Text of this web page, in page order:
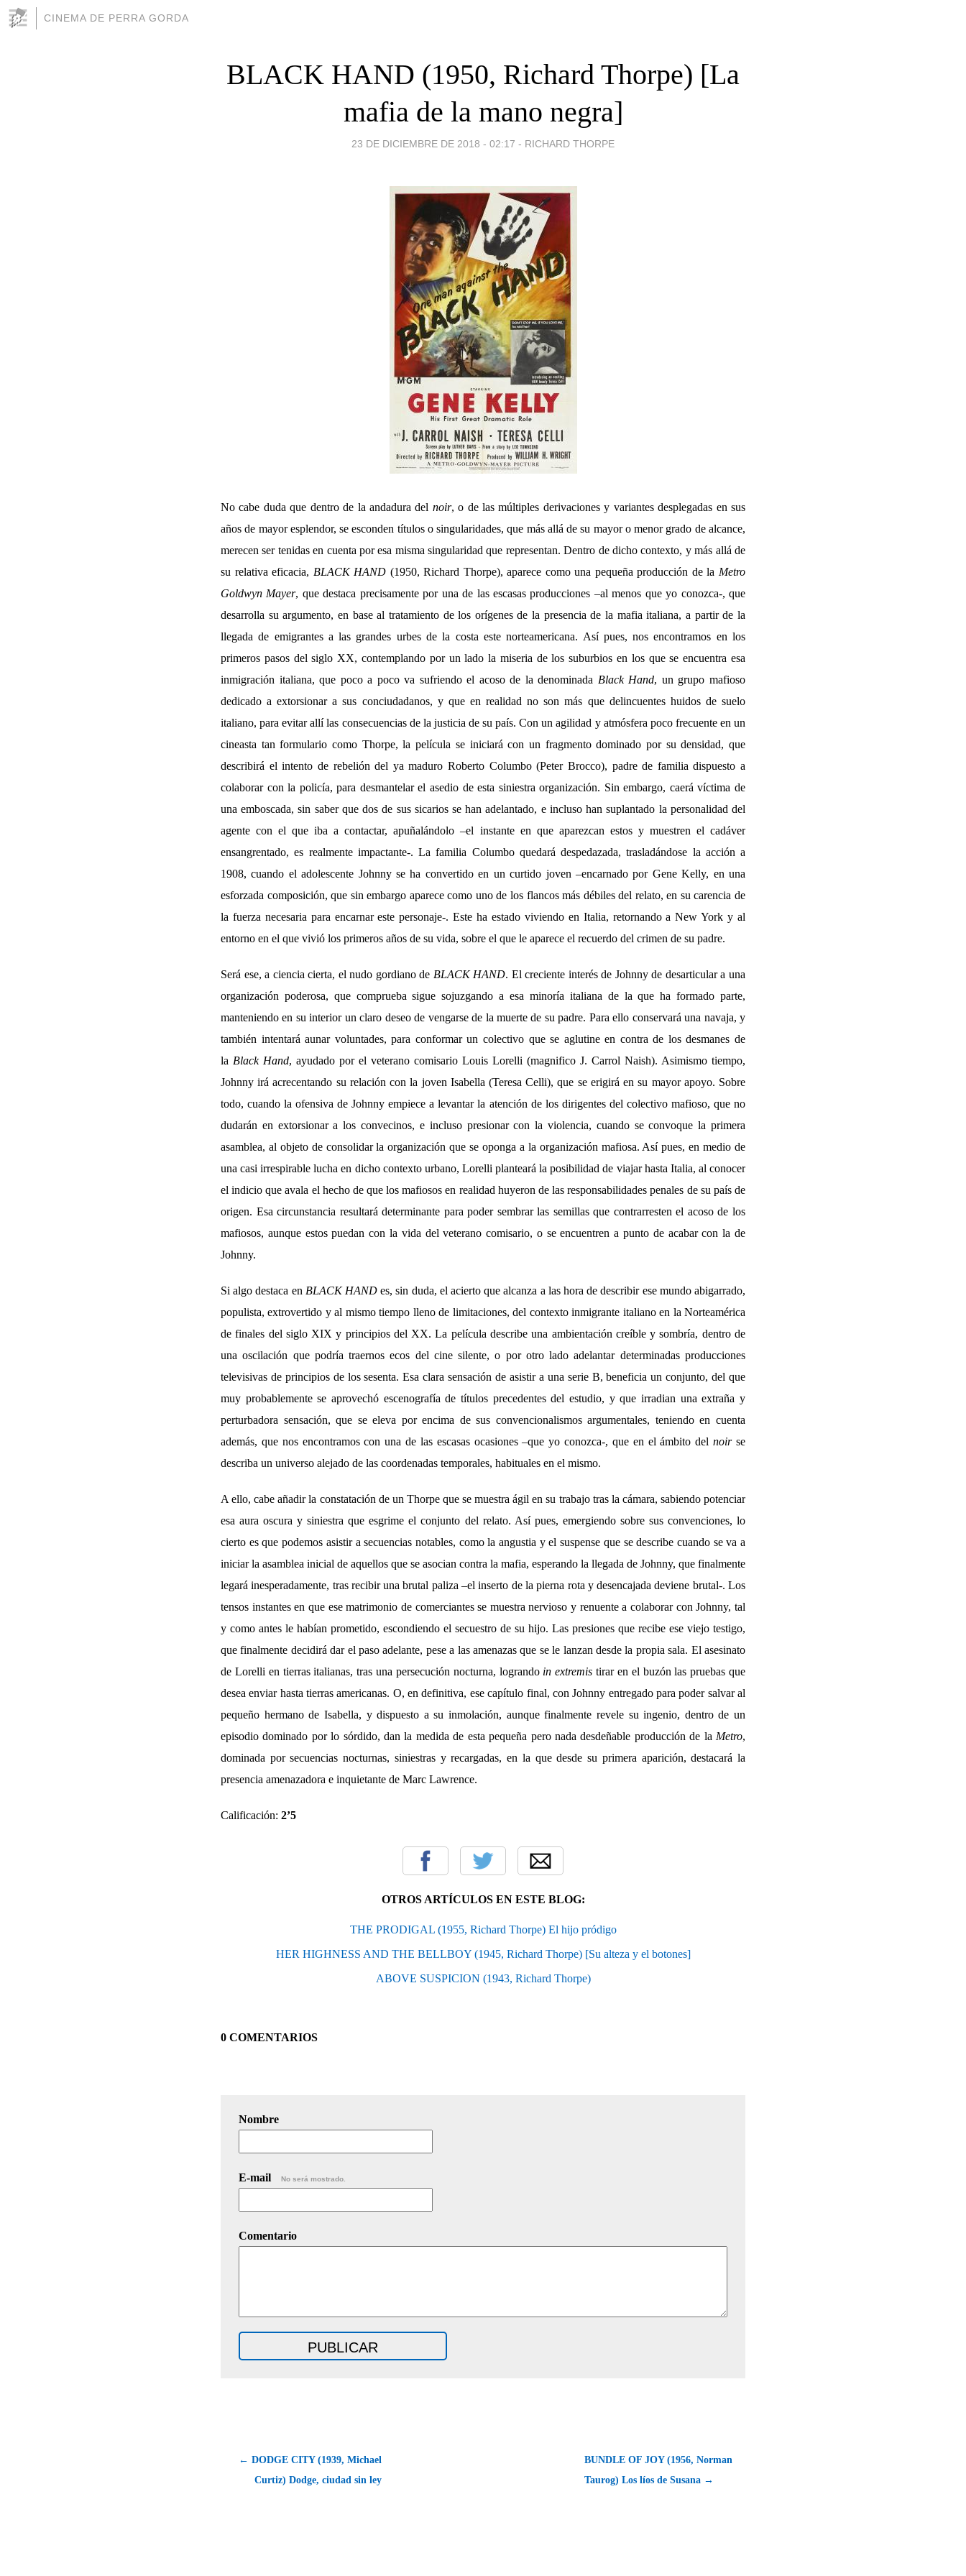
CINEMA DE PERRA GORDA
BLACK HAND (1950, Richard Thorpe) [La
mafia de la mano negra]
23 DE DICIEMBRE DE 2018 - 02:17 - RICHARD THORPE
No cabe duda que dentro de la andadura del noir, o de las múltiples derivaciones y variantes desplegadas en sus
años de mayor esplendor, se esconden títulos o singularidades, que más allá de su mayor o menor grado de alcance,
merecen ser tenidas en cuenta por esa misma singularidad que representan. Dentro de dicho contexto, y más allá de
su relativa eficacia, BLACK HAND (1950, Richard Thorpe), aparece como una pequeña producción de la Metro
Goldwyn Mayer, que destaca precisamente por una de las escasas producciones –al menos que yo conozca-, que
desarrolla su argumento, en base al tratamiento de los orígenes de la presencia de la mafia italiana, a partir de la
llegada de emigrantes a las grandes urbes de la costa este norteamericana. Así pues, nos encontramos en los
primeros pasos del siglo XX, contemplando por un lado la miseria de los suburbios en los que se encuentra esa
inmigración italiana, que poco a poco va sufriendo el acoso de la denominada Black Hand, un grupo mafioso
dedicado a extorsionar a sus conciudadanos, y que en realidad no son más que delincuentes huidos de suelo
italiano, para evitar allí las consecuencias de la justicia de su país. Con un agilidad y atmósfera poco frecuente en un
cineasta tan formulario como Thorpe, la película se iniciará con un fragmento dominado por su densidad, que
describirá el intento de rebelión del ya maduro Roberto Columbo (Peter Brocco), padre de familia dispuesto a
colaborar con la policía, para desmantelar el asedio de esta siniestra organización. Sin embargo, caerá víctima de
una emboscada, sin saber que dos de sus sicarios se han adelantado, e incluso han suplantado la personalidad del
agente con el que iba a contactar, apuñalándolo –el instante en que aparezcan estos y muestren el cadáver
ensangrentado, es realmente impactante-. La familia Columbo quedará despedazada, trasladándose la acción a
1908, cuando el adolescente Johnny se ha convertido en un curtido joven –encarnado por Gene Kelly, en una
esforzada composición, que sin embargo aparece como uno de los flancos más débiles del relato, en su carencia de
la fuerza necesaria para encarnar este personaje-. Este ha estado viviendo en Italia, retornando a New York y al
entorno en el que vivió los primeros años de su vida, sobre el que le aparece el recuerdo del crimen de su padre.
Será ese, a ciencia cierta, el nudo gordiano de BLACK HAND. El creciente interés de Johnny de desarticular a una
organización poderosa, que comprueba sigue sojuzgando a esa minoría italiana de la que ha formado parte,
manteniendo en su interior un claro deseo de vengarse de la muerte de su padre. Para ello conservará una navaja, y
también intentará aunar voluntades, para conformar un colectivo que se aglutine en contra de los desmanes de
la Black Hand, ayudado por el veterano comisario Louis Lorelli (magnifico J. Carrol Naish). Asimismo tiempo,
Johnny irá acrecentando su relación con la joven Isabella (Teresa Celli), que se erigirá en su mayor apoyo. Sobre
todo, cuando la ofensiva de Johnny empiece a levantar la atención de los dirigentes del colectivo mafioso, que no
dudarán en extorsionar a los convecinos, e incluso presionar con la violencia, cuando se convoque la primera
asamblea, al objeto de consolidar la organización que se oponga a la organización mafiosa. Así pues, en medio de
una casi irrespirable lucha en dicho contexto urbano, Lorelli planteará la posibilidad de viajar hasta Italia, al conocer
el indicio que avala el hecho de que los mafiosos en realidad huyeron de las responsabilidades penales de su país de
origen. Esa circunstancia resultará determinante para poder sembrar las semillas que contrarresten el acoso de los
mafiosos, aunque estos puedan con la vida del veterano comisario, o se encuentren a punto de acabar con la de
Johnny.
Si algo destaca en BLACK HAND es, sin duda, el acierto que alcanza a las hora de describir ese mundo abigarrado,
populista, extrovertido y al mismo tiempo lleno de limitaciones, del contexto inmigrante italiano en la Norteamérica
de finales del siglo XIX y principios del XX. La película describe una ambientación creíble y sombría, dentro de
una oscilación que podría traernos ecos del cine silente, o por otro lado adelantar determinadas producciones
televisivas de principios de los sesenta. Esa clara sensación de asistir a una serie B, beneficia un conjunto, del que
muy probablemente se aprovechó escenografía de títulos precedentes del estudio, y que irradian una extraña y
perturbadora sensación, que se eleva por encima de sus convencionalismos argumentales, teniendo en cuenta
además, que nos encontramos con una de las escasas ocasiones –que yo conozca-, que en el ámbito delnoirse
describa un universo alejado de las coordenadas temporales, habituales en el mismo.
A ello, cabe añadir la constatación de un Thorpe que se muestra ágil en su trabajo tras la cámara, sabiendo potenciar
esa aura oscura y siniestra que esgrime el conjunto del relato. Así pues, emergiendo sobre sus convenciones, lo
cierto es que podemos asistir a secuencias notables, como la angustia y el suspense que se describe cuando se va a
iniciar la asamblea inicial de aquellos que se asocian contra la mafia, esperando la llegada de Johnny, que finalmente
legará inesperadamente, tras recibir una brutal paliza –el inserto de la pierna rota y desencajada deviene brutal-. Los
tensos instantes en que ese matrimonio de comerciantes se muestra nervioso y renuente a colaborar con Johnny, tal
y como antes le habían prometido, escondiendo el secuestro de su hijo. Las presiones que recibe ese viejo testigo,
que finalmente decidirá dar el paso adelante, pese a las amenazas que se le lanzan desde la propia sala. El asesinato
de Lorelli en tierras italianas, tras una persecución nocturna, logrando in extremis tirar en el buzón las pruebas que
desea enviar hasta tierras americanas. O, en definitiva, ese capítulo final, con Johnny entregado para poder salvar al
pequeño hermano de Isabella, y dispuesto a su inmolación, aunque finalmente revele su ingenio, dentro de un
episodio dominado por lo sórdido, dan la medida de esta pequeña pero nada desdeñable producción de la Metro,
dominada por secuencias nocturnas, siniestras y recargadas, en la que desde su primera aparición, destacará la
presencia amenazadora e inquietante de Marc Lawrence.
Calificación: 2’5
OTROS ARTÍCULOS EN ESTE BLOG:
THE PRODIGAL (1955, Richard Thorpe) El hijo pródigo
HER HIGHNESS AND THE BELLBOY (1945, Richard Thorpe) [Su alteza y el botones]
ABOVE SUSPICION (1943, Richard Thorpe)
0 COMENTARIOS
Nombre
E-mail No será mostrado.
Comentario
← DODGE CITY (1939, Michael
Curtiz) Dodge, ciudad sin ley
BUNDLE OF JOY (1956, Norman
Taurog) Los líos de Susana →